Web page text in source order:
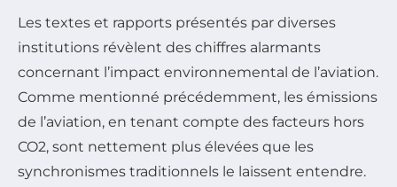
Les textes et rapports présentés par diverses
institutions révèlent des chiffres alarmants
concernant l’impact environnemental de l’aviation.
Comme mentionné précédemment, les émissions
de l’aviation, en tenant compte des facteurs hors
CO2, sont nettement plus élevées que les
synchronismes traditionnels le laissent entendre.